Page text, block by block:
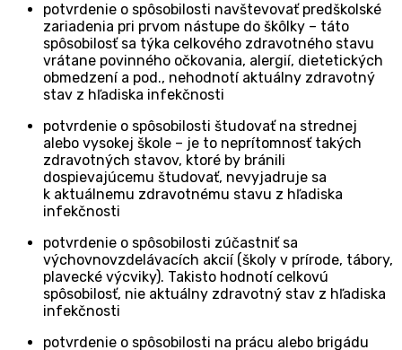
potvrdenie o spôsobilosti navštevovať predškolské
zariadenia pri prvom nástupe do škôlky – táto
spôsobilosť sa týka celkového zdravotného stavu
vrátane povinného očkovania, alergií, dietetických
obmedzení a pod., nehodnotí aktuálny zdravotný
stav z hľadiska infekčnosti
potvrdenie o spôsobilosti študovať na strednej
alebo vysokej škole – je to neprítomnosť takých
zdravotných stavov, ktoré by bránili
dospievajúcemu študovať, nevyjadruje sa
k aktuálnemu zdravotnému stavu z hľadiska
infekčnosti
potvrdenie o spôsobilosti zúčastniť sa
výchovnovzdelávacích akcií (školy v prírode, tábory,
plavecké výcviky). Takisto hodnotí celkovú
spôsobilosť, nie aktuálny zdravotný stav z hľadiska
infekčnosti
potvrdenie o spôsobilosti na prácu alebo brigádu